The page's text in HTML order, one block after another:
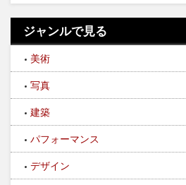
ジャンルで見る
美術
写真
建築
パフォーマンス
デザイン